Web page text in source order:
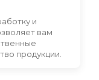
и
вам
продукции.